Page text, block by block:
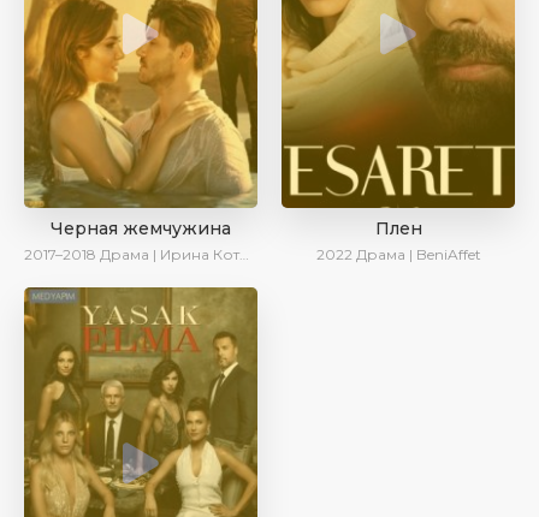
Черная жемчужина
2017–2018 Драма | Ирина Котова
Плен
2022 Драма | BeniAffet